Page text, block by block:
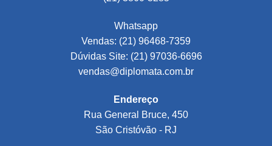
Whatsapp
Vendas: (21) 96468-7359
Dúvidas Site: (21) 97036-6696
vendas@diplomata.com.br
Endereço
Rua General Bruce, 450
São Cristóvão - RJ